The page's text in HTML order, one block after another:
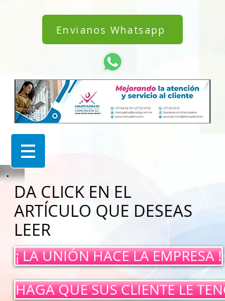
Envianos Whatsapp
DA CLICK EN EL
ARTÍCULO QUE DESEAS
LEER
¡ LA UNIÓN HACE LA EMPRESA !
HAGA QUE SUS CLIENTE LE